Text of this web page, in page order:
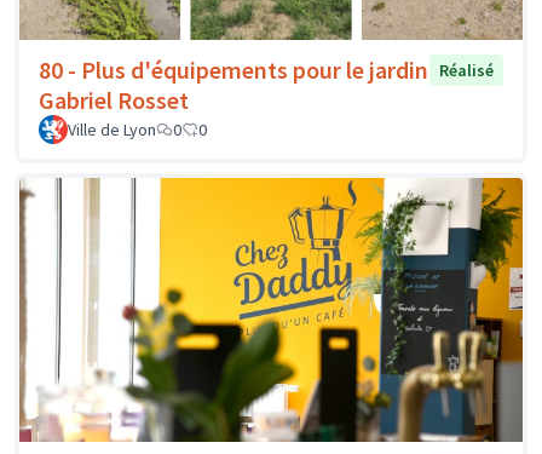
80 - Plus d'équipements pour le jardin
Gabriel Rosset
Réalisé
Ville de Lyon 0 0